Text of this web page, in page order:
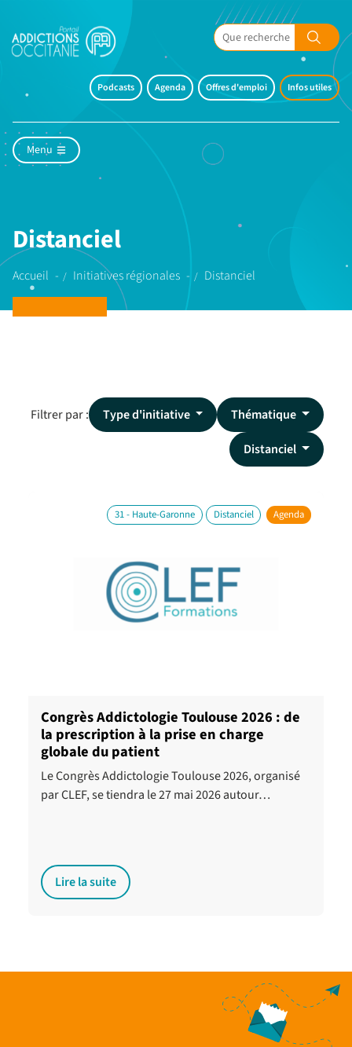
Podcasts Agenda Offres d'emploi Infos utiles
Menu
Distanciel
Accueil Initiatives régionales Distanciel
Filtrer par : Type d'initiative
Thématique
Distanciel
31 - Haute-Garonne Distanciel Agenda
Congrès Addictologie Toulouse 2026 : de
la prescription à la prise en charge
globale du patient
Le Congrès Addictologie Toulouse 2026, organisé
par CLEF, se tiendra le 27 mai 2026 autour…
Lire la suite